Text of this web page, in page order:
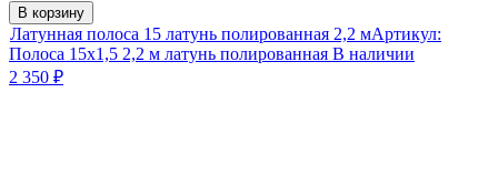
В корзину
Латунная полоса 15 латунь полированная 2,2 мАртикул:
Полоса 15х1,5 2,2 м латунь полированная В наличии
2 350 ₽